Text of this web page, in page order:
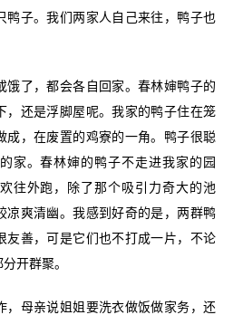
鸭子。我们两家人自己来往，鸭子也
饿了，都会各自回家。春林婶鸭子的
，还是浮脚屋呢。我家的鸭子住在笼
成，在废置的鸡寮的一角。鸭子很聪
家。春林婶的鸭子不走进我家的园
往外跑，除了那个吸引力奇大的池
凉爽清幽。我感到好奇的是，两群鸭
友善，可是它们也不打成一片，不论
开群聚。
，母亲说姐姐要洗衣做饭做家务，还